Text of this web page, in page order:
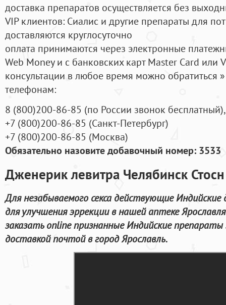
доставка препаратов осуществляется без
VIP клиентов: Сиалис и другие препараты для
доставляются круглосуточно
оплата принимаются через электронные
Web Money и с банковских карт Master Card или
консультации в любое время можно обратиться
телефонам:
8 (800)200-86-85 (по России звонок бесплатный),
+7 (800)200-86-85 (Санкт-Петербург)
+7 (800)200-86-85 (Москва)
Обязательно назовите добавочный номер: 3533
Дженерик левитра Челябинск
Для незабываемого секса действующие Индийские
для улучшения эррекции в нашей аптеке
заказать online признанные Индийские
доставкой почтой в город Ярославль.